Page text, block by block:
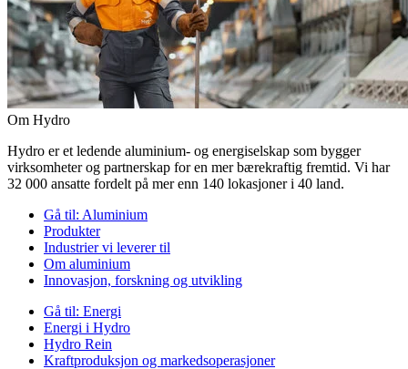
Om Hydro
Hydro er et ledende aluminium- og energiselskap som bygger
virksomheter og partnerskap for en mer bærekraftig fremtid. Vi har
32 000 ansatte fordelt på mer enn 140 lokasjoner i 40 land.
Gå til: Aluminium
Produkter
Industrier vi leverer til
Om aluminium
Innovasjon, forskning og utvikling
Gå til: Energi
Energi i Hydro
Hydro Rein
Kraftproduksjon og markedsoperasjoner